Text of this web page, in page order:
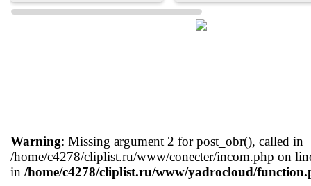
Warning: Missing argument 2 for post_obr(), called in
/home/c4278/cliplist.ru/www/conecter/incom.php on
in /home/c4278/cliplist.ru/www/yadrocloud/